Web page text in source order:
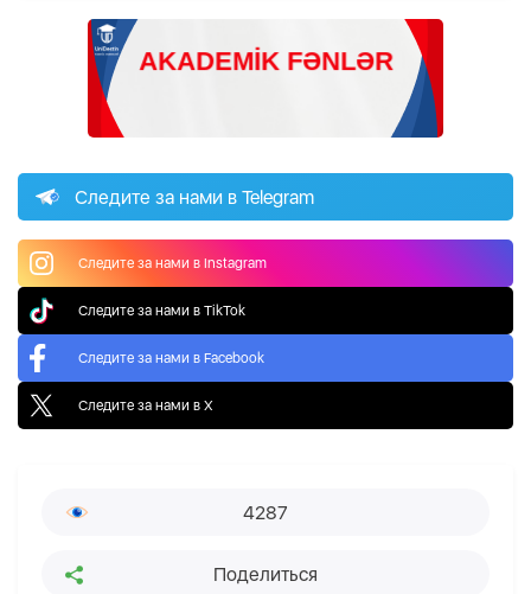
Следите за нами в Telegram
Следите за нами в Instagram
Следите за нами в TikTok
Следите за нами в Facebook
Следите за нами в X
4287
Поделиться